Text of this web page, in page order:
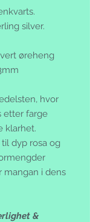
silver.
øreheng
hvor
etter farge
klarhet.
dyp rosa og
mangan i dens
&